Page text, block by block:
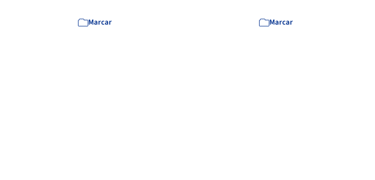
Marcar Marcar